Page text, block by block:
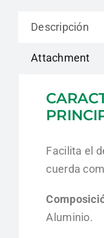
de
Delta
Descripción
Attachment
Facilita el
cuerda
Aluminio.